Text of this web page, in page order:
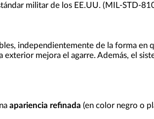
militar de los EE.UU. (MIL-STD-
independientemente de la forma en
exterior mejora el agarre. Además, el
apariencia refinada (en color negro o